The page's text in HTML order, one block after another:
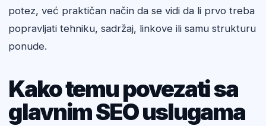
potez, već praktičan način da se vidi da li prvo treba
popravljati tehniku, sadržaj, linkove ili samu strukturu
ponude.
Kako temu povezati sa
glavnim SEO uslugama